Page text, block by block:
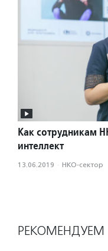
Как сотрудникам
интеллект
13.06.2019 · НКО-сектор
РЕКОМЕНДУЕМ